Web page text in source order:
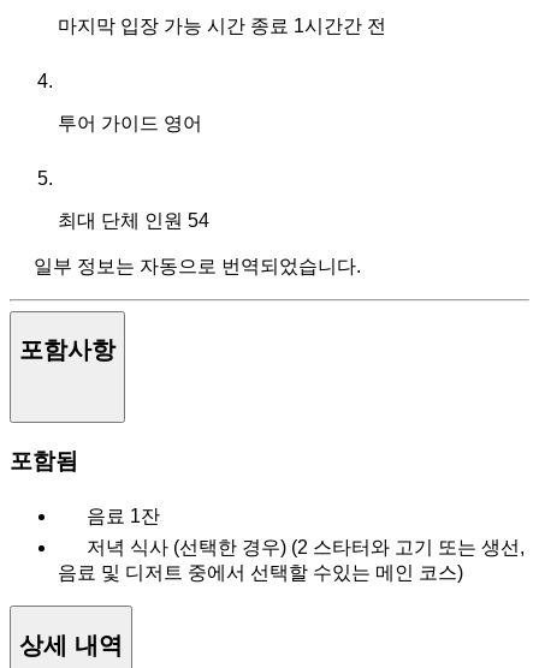
마지막 입장 가능 시간 종료 1시간간 전
투어 가이드 영어
최대 단체 인원 54
일부 정보는 자동으로 번역되었습니다.
포함사항
포함됨
음료 1잔
저녁 식사 (선택한 경우) (2 스타터와 고기 또는 생선,
음료 및 디저트 중에서 선택할 수있는 메인 코스)
상세 내역